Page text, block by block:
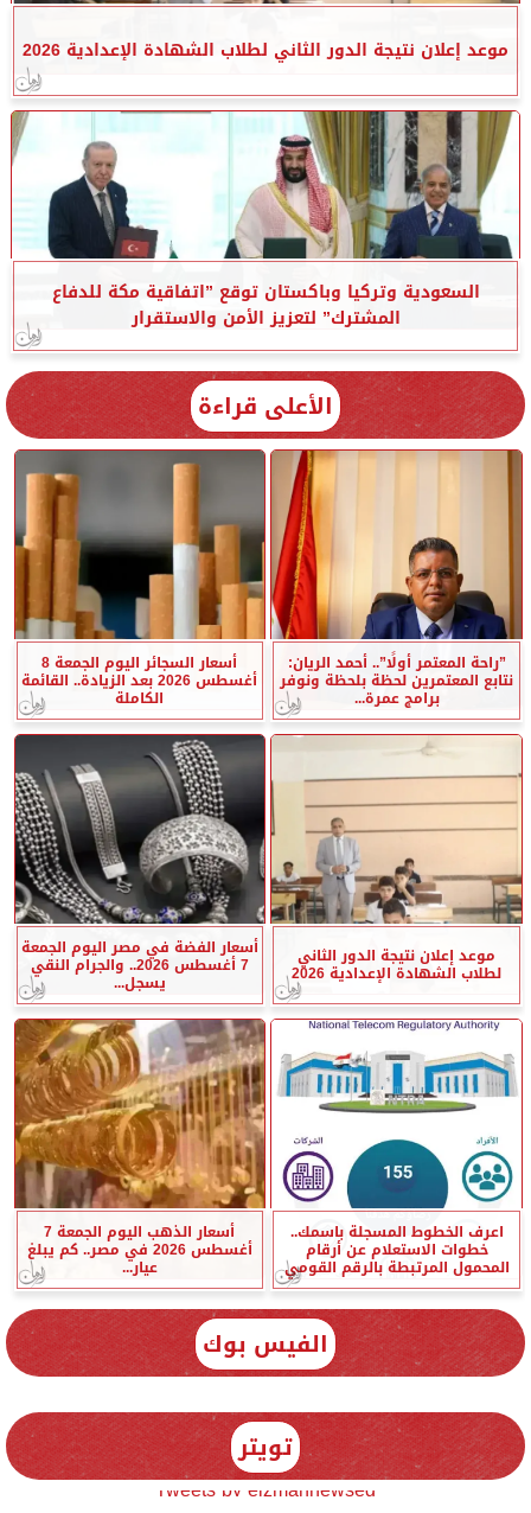
موعد إعلان نتيجة الدور الثاني لطلاب الشهادة الإعدادية 2026
السعودية وتركيا وباكستان توقع ”اتفاقية مكة للدفاع
المشترك” لتعزيز الأمن والاستقرار
الأعلى قراءة
”راحة المعتمر أولًا”.. أحمد الريان:
نتابع المعتمرين لحظة بلحظة ونوفر
برامج عمرة...
أسعار السجائر اليوم الجمعة 8
أغسطس 2026 بعد الزيادة.. القائمة
الكاملة
موعد إعلان نتيجة الدور الثاني
لطلاب الشهادة الإعدادية 2026
أسعار الفضة في مصر اليوم الجمعة
7 أغسطس 2026.. والجرام النقي
يسجل...
اعرف الخطوط المسجلة باسمك..
خطوات الاستعلام عن أرقام
المحمول المرتبطة بالرقم القومي
أسعار الذهب اليوم الجمعة 7
أغسطس 2026 في مصر.. كم يبلغ
عيار...
الفيس بوك
تويتر
Tweets by elzmannewseg